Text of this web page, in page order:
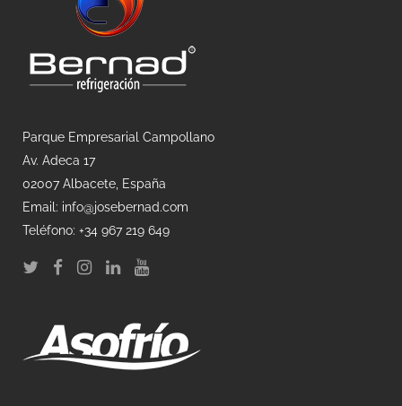
Parque Empresarial Campollano
Av. Adeca 17
02007 Albacete, España
Email: info@josebernad.com
Teléfono: +34 967 219 649